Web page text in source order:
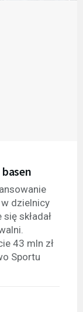
dzielnicy
składał
43 mln zł
Sportu